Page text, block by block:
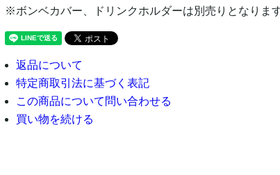
※ボンベカバー、ドリンクホルダーは別売りとなります
返品について
特定商取引法に基づく表記
この商品について問い合わせる
買い物を続ける